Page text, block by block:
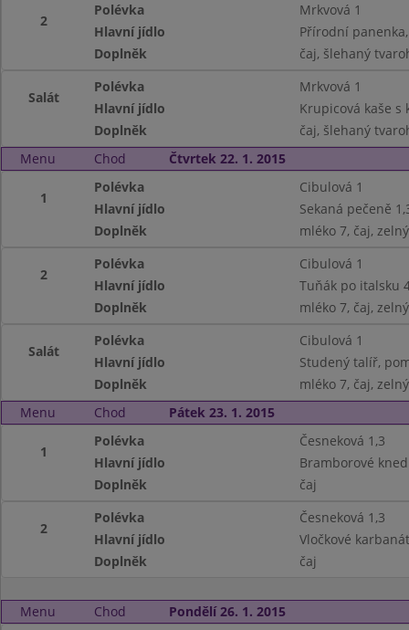
2
Polévka
Mrkvová 1
Hlavní jídlo
Přírodní
Doplněk
čaj, šlehaný
Salát
Polévka
Mrkvová 1
Hlavní jídlo
Krupicová kaše s
Doplněk
čaj, šlehaný
Menu
Chod Čtvrtek 22. 1. 2015
1
Polévka
Cibulová 1
Hlavní jídlo
Sekaná pečeně
Doplněk
mléko 7, čaj,
2
Polévka
Cibulová 1
Hlavní jídlo
Tuňák po italsku
Doplněk
mléko 7, čaj,
Salát
Polévka
Cibulová 1
Hlavní jídlo
Studený talíř,
Doplněk
mléko 7, čaj,
Menu
Chod Pátek 23. 1. 2015
1
Polévka
Česneková 1,3
Hlavní jídlo
Bramborové
Doplněk
čaj
2
Polévka
Česneková 1,3
Hlavní jídlo
Vločkové
Doplněk
čaj
Menu Chod Pondělí 26. 1. 2015